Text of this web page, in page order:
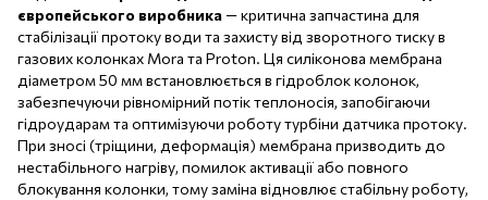
європейського виробника— критична запчастина для
стабілізації протоку води та захисту від зворотного тиску в
газових колонках Mora та Proton. Ця силіконова мембрана
діаметром 50 мм встановлюється в гідроблок колонок,
забезпечуючи рівномірний потік теплоносія, запобігаючи
гідроударам та оптимізуючи роботу турбіни датчика протоку.
При зносі (тріщини, деформація) мембрана призводить до
нестабільного нагріву, помилок активації або повного
блокування колонки, тому заміна відновлює стабільну роботу,